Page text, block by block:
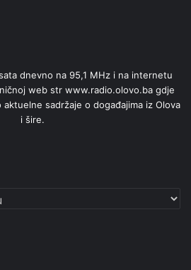
dnevno na 95,1 MHz i na internetu
web str www.radio.olovo.ba gdje
sadržaje o događajima iz Olova
i šire.